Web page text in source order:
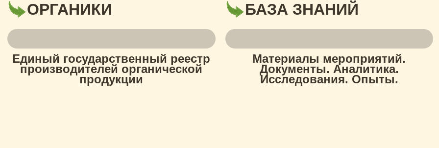
ОРГАНИКИ
Единый государственный реестр
производителей органической
продукции
БАЗА ЗНАНИЙ
Материалы мероприятий.
Документы. Аналитика.
Исследования. Опыты.